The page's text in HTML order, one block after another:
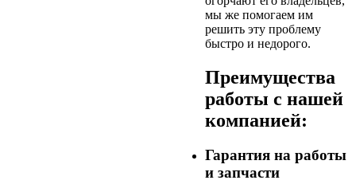
мы же помогаем им
решить эту проблему
быстро и недорого.
Преимущества
работы с нашей
компанией:
Гарантия на работы
и запчасти